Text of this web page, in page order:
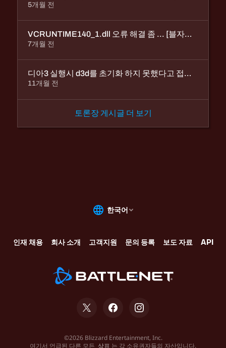
5개월 전
VCRUNTIME140_1.dll 오류 해결 좀 ... [블자드 일안함? ]
7개월 전
디아3 실행시 d3d를 초기화 하지 못했다고 접속이 안됩니다
11개월 전
토론장 게시글 더 보기